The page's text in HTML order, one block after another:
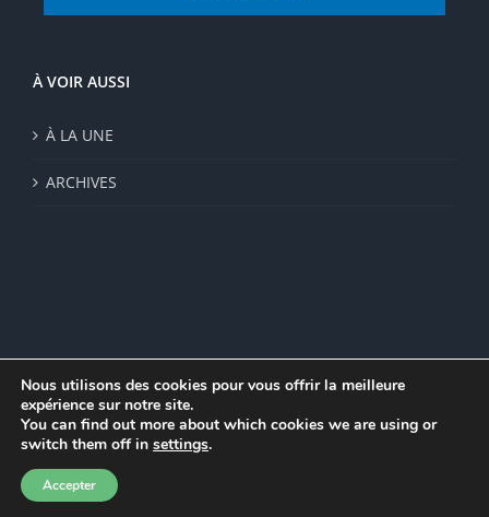
À VOIR AUSSI
À LA UNE
ARCHIVES
© Institut de recherche de la FSU 2023 | Par FSU |Plan du site
Mentions légales|Politique de confidentialité
Nous utilisons des cookies pour vous offrir la meilleure
expérience sur notre site.
You can find out more about which cookies we are using or
switch them off in settings.
Accepter